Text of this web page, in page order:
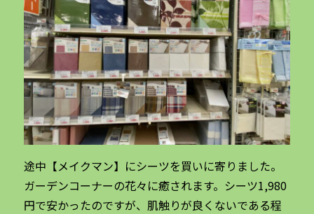
途中【メイクマン】にシーツを買いに寄りました。
ガーデンコーナーの花々に癒されます。シーツ1,980
円で安かったのですが、肌触りが良くないである程